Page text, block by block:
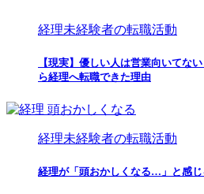
経理未経験者の転職活動
【現実】優しい人は営業向いてな
ら経理へ転職できた理由
経理未経験者の転職活動
経理が「頭おかしくなる…」と感じ